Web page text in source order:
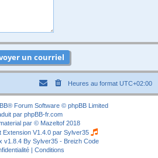
Heures au format UTC+02:00
® Forum Software © phpBB Limited
par phpBB-fr.com
par © Mazeltof 2018
Extension V1.4.0 par Sylver35
v1.8.4 By Sylver35 - Breizh Code
| Conditions